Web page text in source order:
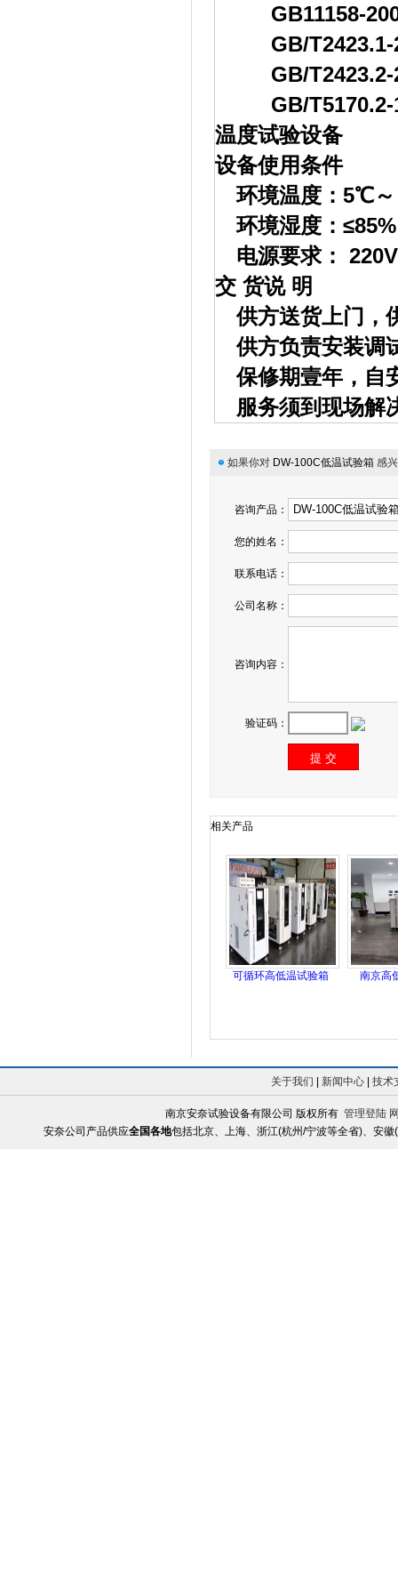
GB11158-
GB/T2423.1-
GB/T2423.2-
GB/T5170.2-
温度试验设备
设备使用条件
环境温度：5℃
环境湿度：≤85%
电源要求：
交 货说 明
供方送货上门，
供方负责安装调
保修期壹年，自
服务须到现场解
如果你对 DW-100C低温试验箱 感
咨询产品：
您的姓名：
联系电话：
公司名称：
咨询内容：
验证码：
相关产品
可循环高低温试验箱 南京高
关于我们 | 新闻中心 | 技术
南京安奈试验设备有限公司 版权所有 管理登陆
安奈公司产品供应全国各地包括北京、上海、浙江(杭州/宁波等全省)、安